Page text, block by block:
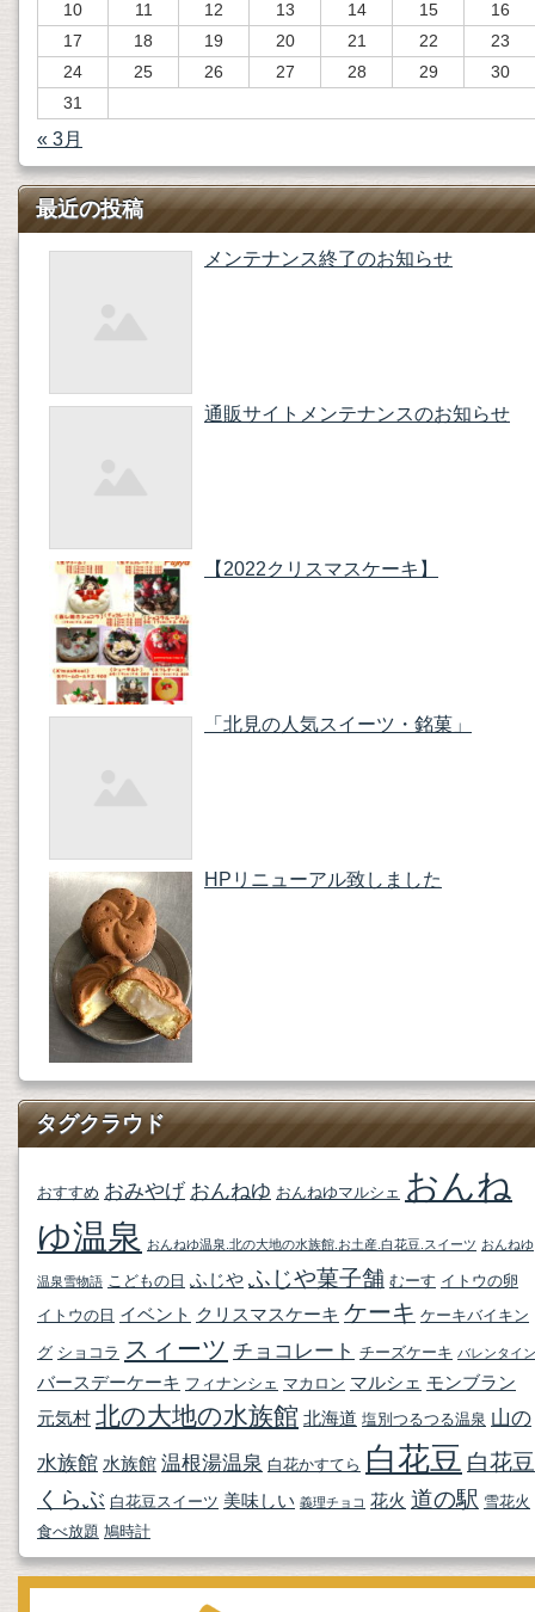
10 11 12 13 14 15
16
17
18 19 20 21 22
23
24
25 26 27 28 29
30
31
« 3月
最近の投稿
メンテナンス終了のお知らせ
通販サイトメンテナンスのお知らせ
【2022クリスマスケーキ】
「北見の人気スイーツ・銘菓」
HPリニューアル致しました
タグクラウド
おすすめ おみやげ おんねゆ おんねゆマルシェ おんね
ゆ温泉
おんねゆ温泉.北の大地の水族館.お土産.白花豆.スイーツ おんねゆ
温泉雪物語 こどもの日 ふじや ふじや菓子舗 むーす イトウの卵
イトウの日 イベント クリスマスケーキ ケーキ ケーキバイキン
グ ショコラ スィーツ チョコレート チーズケーキ バレンタイン
バースデーケーキ フィナンシェ マカロン マルシェ モンブラン
元気村 北の大地の水族館 北海道 塩別つるつる温泉 山の
水族館 水族館 温根湯温泉 白花かすてら 白花豆 白花豆
くらぶ 白花豆スイーツ 美味しい 義理チョコ 花火 道の駅 雪花火
食べ放題 鳩時計